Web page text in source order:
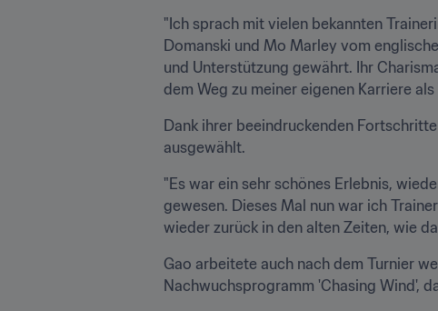
"Ich sprach mit vielen bekannten
Domanski und Mo Marley vom
und Unterstützung gewährt. Ihr
dem Weg zu meiner eigenen Karriere
Dank ihrer beeindruckenden
ausgewählt.
"Es war ein sehr schönes Erlebnis,
gewesen. Dieses Mal nun war ich
wieder zurück in den alten Zeiten, wie
Gao arbeitete auch nach dem Turnier
Nachwuchsprogramm 'Chasing Wind',